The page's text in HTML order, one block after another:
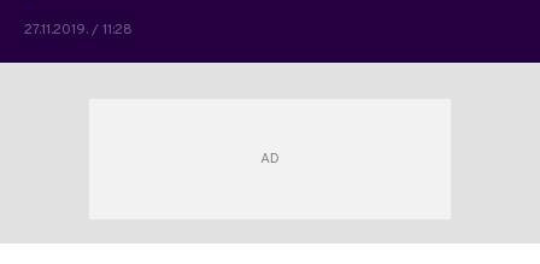
27.11.2019. / 11:28